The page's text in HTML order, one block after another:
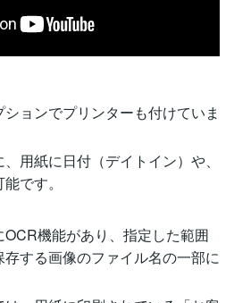
ョンでプリンターも付けていま
用紙に日付（デイトイン）や、
です。
機能があり、指定した範囲
する画像のファイル名の一部に